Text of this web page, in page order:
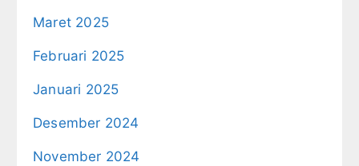
Maret 2025
Februari 2025
Januari 2025
Desember 2024
November 2024